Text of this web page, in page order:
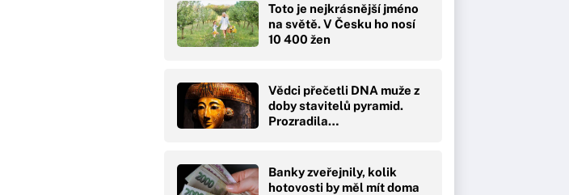
Toto je nejkrásnější jméno
na světě. V Česku ho nosí
10 400 žen
Vědci přečetli DNA muže z
doby stavitelů pyramid.
Prozradila…
Banky zveřejnily, kolik
hotovosti by měl mít doma